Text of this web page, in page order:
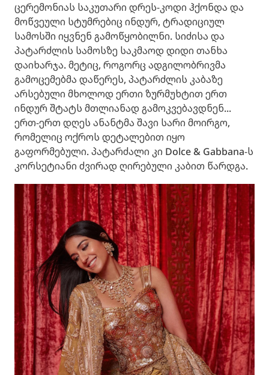
ცერემონიას საკუთარი დრეს-კოდი ჰქონდა და
მოწვეული სტუმრებიც ინდურ, ტრადიციულ
სამოსში იყვნენ გამოწყობილნი. სიძისა და
პატარძლის სამოსზე საკმაოდ დიდი თანხა
დაიხარჯა. მეტიც, როგორც ადგილობრივმა
გამოცემებმა დაწერეს, პატარძლის კაბაზე
არსებული მხოლოდ ერთი ზურმუხტით ერთ
ინდურ შტატს მთლიანად გამოკვებავდნენ...
ერთ-ერთ დღეს ანანტმა შავი სარი მოირგო,
რომელიც ოქროს დეტალებით იყო
გაფორმებული. პატარძალი კი Dolce & Gabbana-ს
კორსეტიანი ძვირად ღირებული კაბით წარდგა.